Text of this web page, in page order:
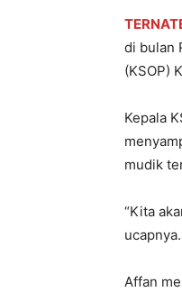
di bulan
(KSOP)
Kepala
mudik
“Kita
ucapnya.
Affan